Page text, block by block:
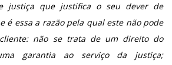
justiça que justifica o seu dever de
é essa a razão pela qual este não pode
não se trata de um direito do
garantia ao serviço da justiça;